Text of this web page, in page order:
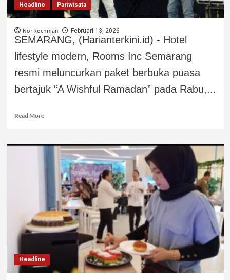
Headline Pariwisata
Nor Rochman Februari 13, 2026
SEMARANG, (Harianterkini.id) - Hotel
lifestyle modern, Rooms Inc Semarang
resmi meluncurkan paket berbuka puasa
bertajuk “A Wishful Ramadan” pada Rabu,...
Read More
Headline